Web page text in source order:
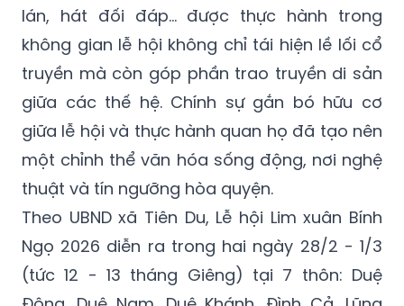
lán, hát đối đáp… được thực hành trong
không gian lễ hội không chỉ tái hiện lề lối cổ
truyền mà còn góp phần trao truyền di sản
giữa các thế hệ. Chính sự gắn bó hữu cơ
giữa lễ hội và thực hành quan họ đã tạo nên
một chỉnh thể văn hóa sống động, nơi nghệ
thuật và tín ngưỡng hòa quyện.
Theo UBND xã Tiên Du, Lễ hội Lim xuân Bính
Ngọ 2026 diễn ra trong hai ngày 28/2 - 1/3
(tức 12 - 13 tháng Giêng) tại 7 thôn: Duệ